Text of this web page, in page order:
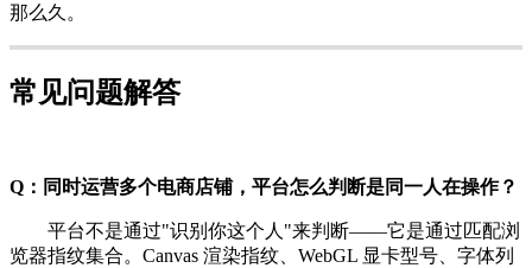
那么久。
常见问题解答
Q：同时运营多个电商店铺，平台怎么判断是同一人在操作？
平台不是通过"识别你这个人"来判断——它是通过匹配浏
览器指纹集合。Canvas 渲染指纹、WebGL 显卡型号、字体列